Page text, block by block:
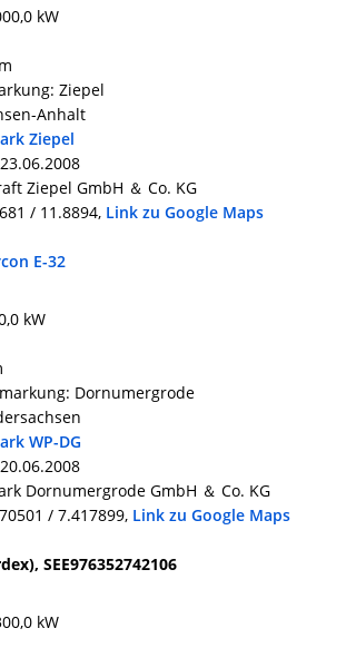
kW
Ziepel
Anhalt
Ziepel
Ziepel GmbH ＆ Co. KG
/ 11.8894, Link zu Google Maps
E-32
kW
Dornumergrode
WP-DG
Dornumergrode GmbH ＆ Co. KG
/ 7.417899, Link zu Google Maps
SEE976352742106
kW